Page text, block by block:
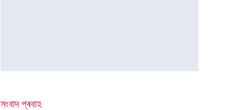
সংবাদ প্ৰবাহ